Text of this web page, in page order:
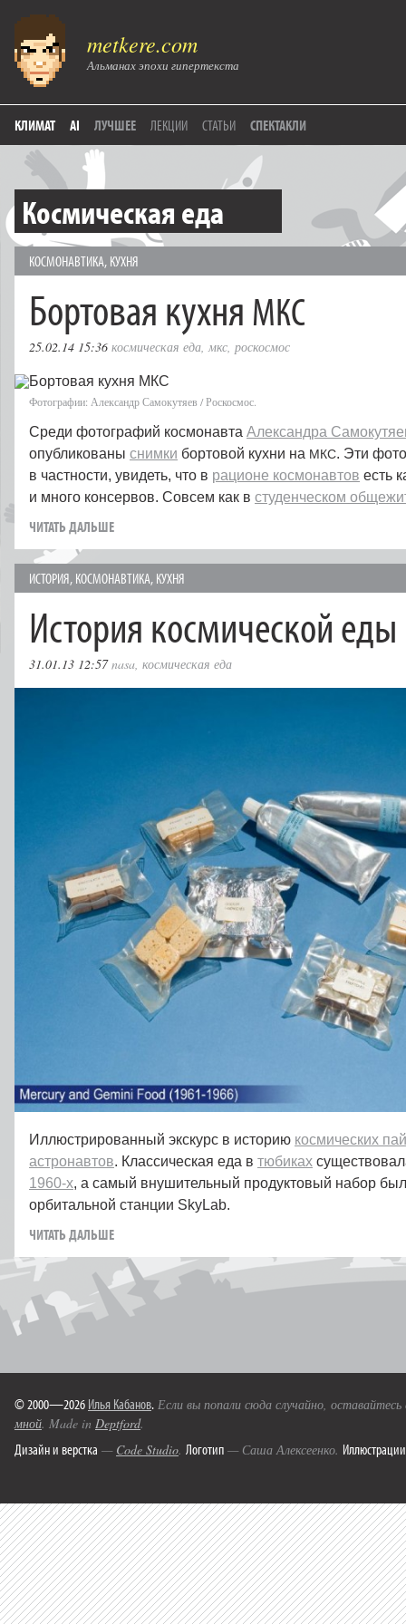
metkere.com
Альманах эпохи гипертекста
КЛИМАТ AI ЛУЧШЕЕ ЛЕКЦИИ СТАТЬИ СПЕКТАКЛИ
Космическая еда
КОСМОНАВТИКА, КУХНЯ
Бортовая кухня МКС
25.02.14 15:36 космическая еда,мкс, роскосмос
Фотографии: Александр Самокутяев / Роскосмос.
Среди фотографий космонавта Александра
опубликованы снимки бортовой кухни на МКС. Эти
в частности, увидеть, что в рационе космонавтов есть
и много консервов. Совсем как в студенческом
ЧИТАТЬ ДАЛЬШЕ
ИСТОРИЯ, КОСМОНАВТИКА, КУХНЯ
История космической еды
31.01.13 12:57 nasa, космическая еда
Иллюстрированный экскурс в историю космических
астронавтов. Классическая еда в тюбиках
1960‑х, а самый внушительный продуктовый набор
орбитальной станции SkyLab.
ЧИТАТЬ ДАЛЬШЕ
© 2000—2026 Илья Кабанов. Если вы попали сюда случайно,
мной. Made in Deptford.
Дизайн и верстка — Code Studio. Логотип — Саша Алексеенко. Иллюстрации